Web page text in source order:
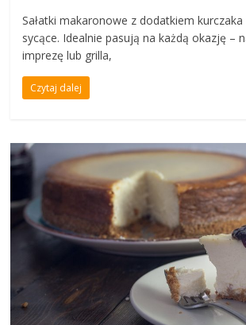
Sałatki makaronowe z dodatkiem
sycące. Idealnie pasują na każdą okazję –
imprezę lub grilla,
Czytaj dalej